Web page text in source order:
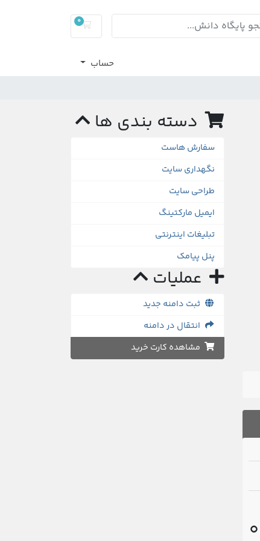
0
کارت خرید
حساب
دسته بندی ها
سفارش هاست
نگهداری سایت
طراحی سایت
ایمیل مارکتینگ
تبلیغات اینترنتی
پنل پیامک
عملیات
ثبت دامنه جدید
انتقال در دامنه
مشاهده کارت خرید